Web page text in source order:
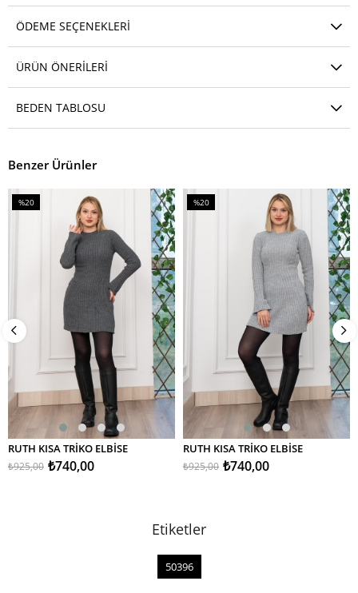
ÖDEME SEÇENEKLERI
ÜRÜN ÖNERILERI
BEDEN TABLOSU
Benzer Ürünler
%20
RUTH KISA TRİKO ELBİSE
₺740,00
₺925,00
%20
RUTH KISA TRİKO ELBİSE
₺740,00
₺925,00
Etiketler
50396